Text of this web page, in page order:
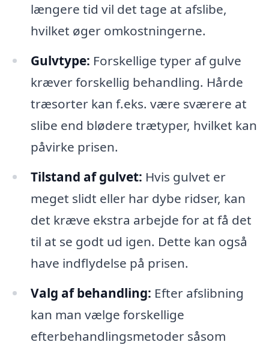
længere tid vil det tage at afslibe,
hvilket øger omkostningerne.
Gulvtype: Forskellige typer af gulve
kræver forskellig behandling. Hårde
træsorter kan f.eks. være sværere at
slibe end blødere trætyper, hvilket kan
påvirke prisen.
Tilstand af gulvet: Hvis gulvet er
meget slidt eller har dybe ridser, kan
det kræve ekstra arbejde for at få det
til at se godt ud igen. Dette kan også
have indflydelse på prisen.
Valg af behandling: Efter afslibning
kan man vælge forskellige
efterbehandlingsmetoder såsom